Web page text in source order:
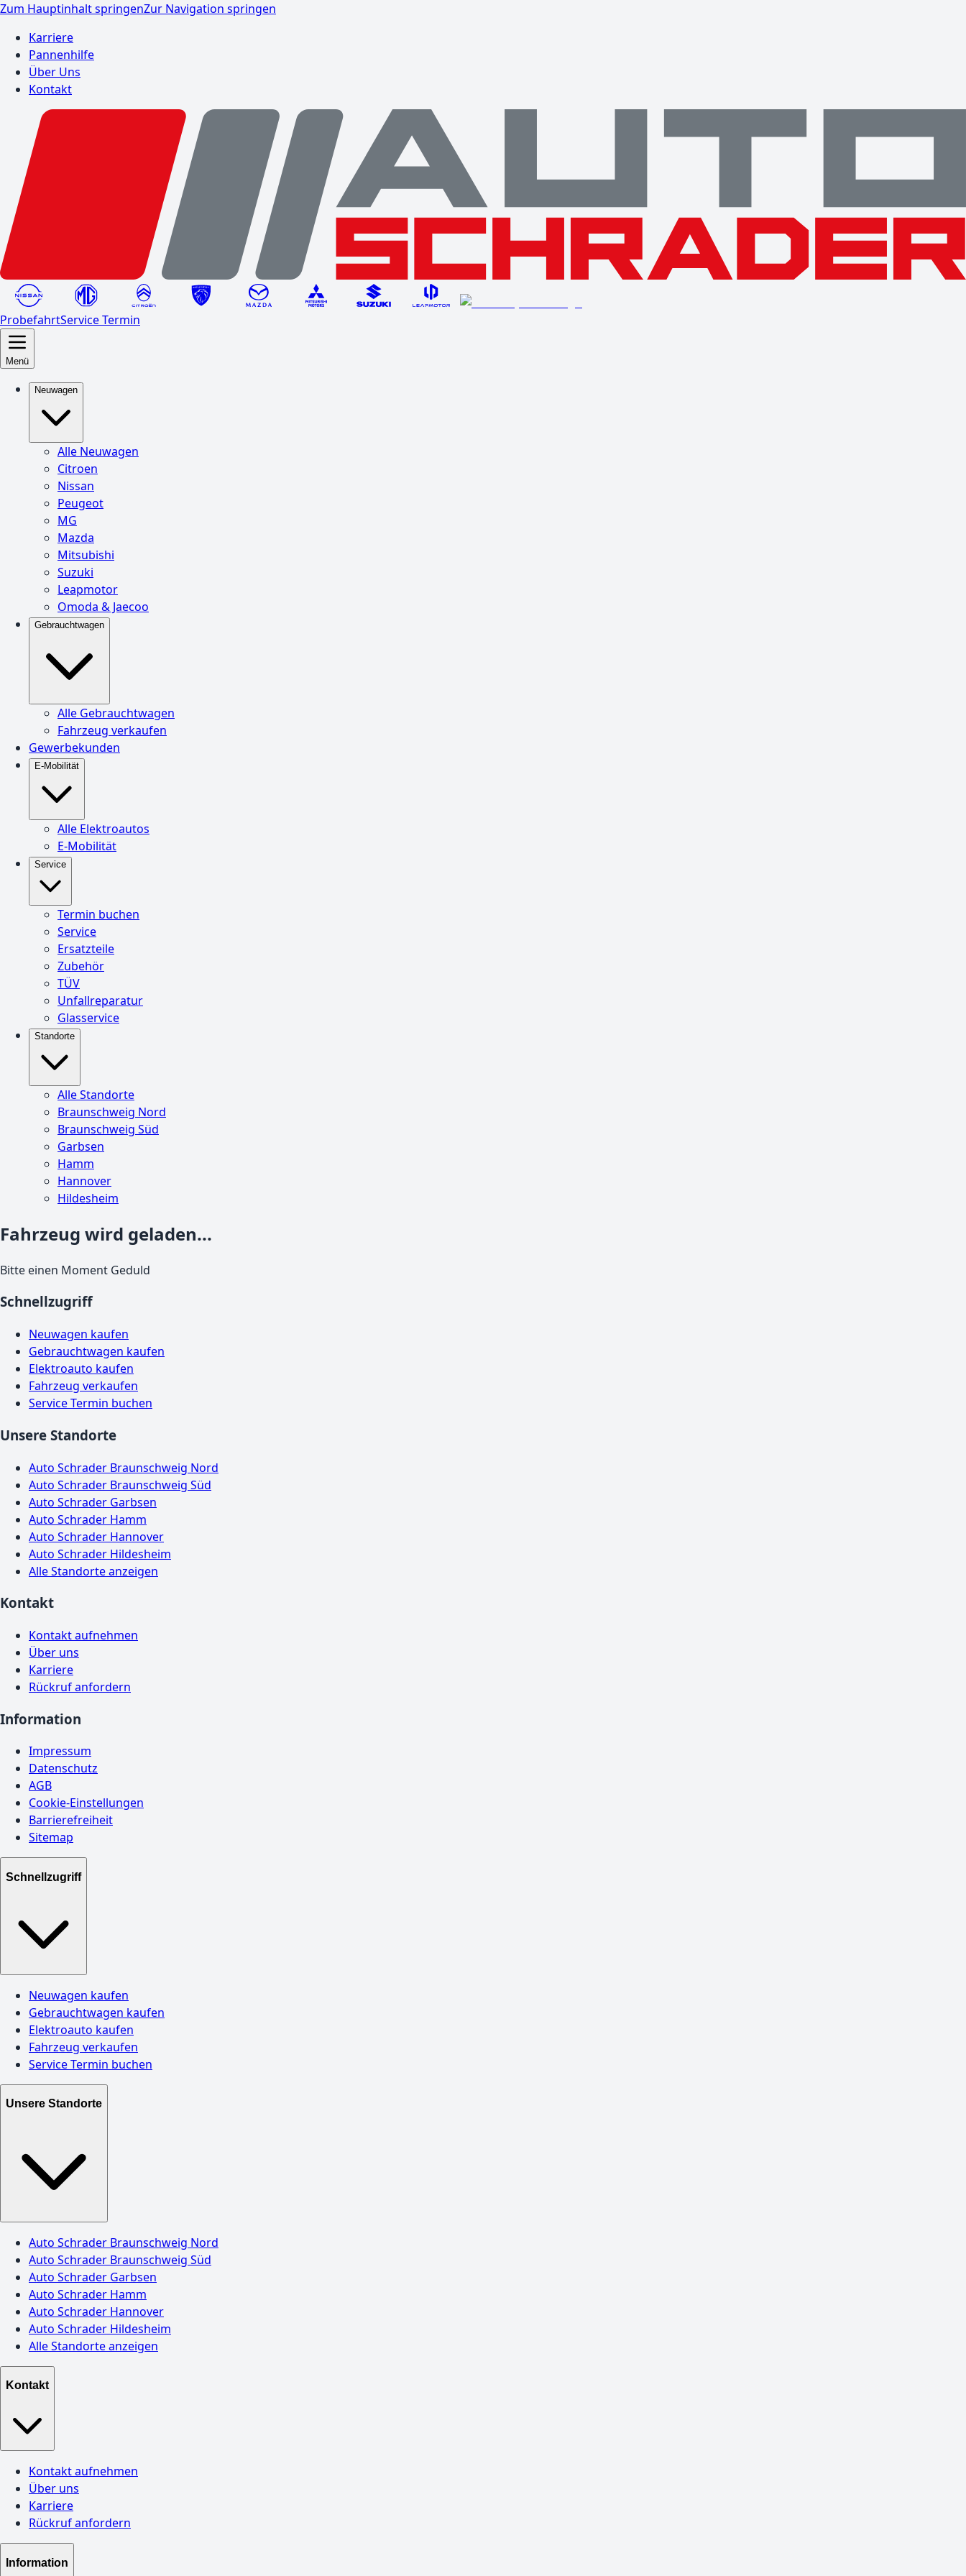
Zum Hauptinhalt springenZur Navigation springen
Karriere
Pannenhilfe
Über Uns
Kontakt
ProbefahrtService Termin
Menü
Neuwagen
Alle Neuwagen
Citroen
Nissan
Peugeot
MG
Mazda
Mitsubishi
Suzuki
Leapmotor
Omoda & Jaecoo
Gebrauchtwagen
Alle Gebrauchtwagen
Fahrzeug verkaufen
Gewerbekunden
E-Mobilität
Alle Elektroautos
E-Mobilität
Service
Termin buchen
Service
Ersatzteile
Zubehör
TÜV
Unfallreparatur
Glasservice
Standorte
Alle Standorte
Braunschweig Nord
Braunschweig Süd
Garbsen
Hamm
Hannover
Hildesheim
Fahrzeug wird geladen...
Bitte einen Moment Geduld
Schnellzugriff
Neuwagen kaufen
Gebrauchtwagen kaufen
Elektroauto kaufen
Fahrzeug verkaufen
Service Termin buchen
Unsere Standorte
Auto Schrader Braunschweig Nord
Auto Schrader Braunschweig Süd
Auto Schrader Garbsen
Auto Schrader Hamm
Auto Schrader Hannover
Auto Schrader Hildesheim
Alle Standorte anzeigen
Kontakt
Kontakt aufnehmen
Über uns
Karriere
Rückruf anfordern
Information
Impressum
Datenschutz
AGB
Cookie-Einstellungen
Barrierefreiheit
Sitemap
Schnellzugriff
Neuwagen kaufen
Gebrauchtwagen kaufen
Elektroauto kaufen
Fahrzeug verkaufen
Service Termin buchen
Unsere Standorte
Auto Schrader Braunschweig Nord
Auto Schrader Braunschweig Süd
Auto Schrader Garbsen
Auto Schrader Hamm
Auto Schrader Hannover
Auto Schrader Hildesheim
Alle Standorte anzeigen
Kontakt
Kontakt aufnehmen
Über uns
Karriere
Rückruf anfordern
Information